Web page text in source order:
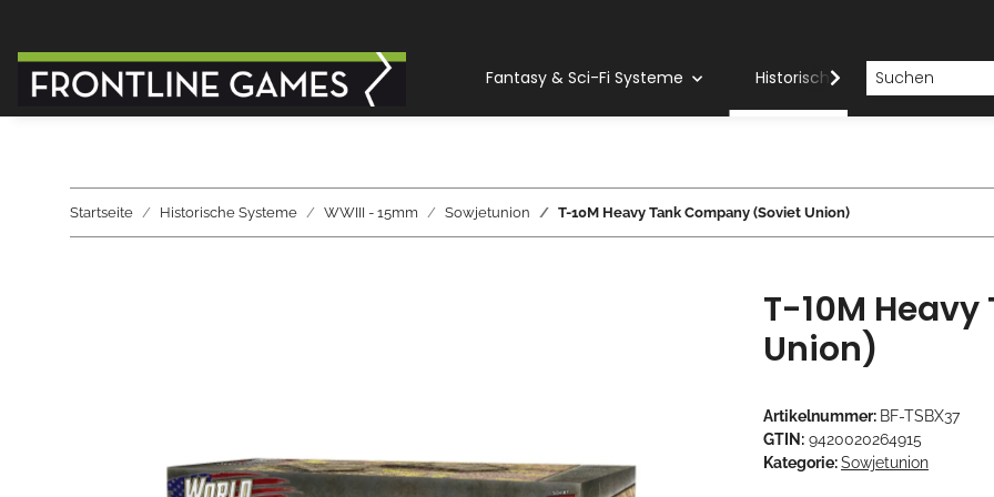
Fantasy & Sci-Fi Systeme Historische Systeme
Startseite Historische Systeme WWIII - 15mm Sowjetunion T-10M Heavy Tank Company (Soviet Union)
T-10M
Union)
Artikelnummer: BF-TSBX37
GTIN: 9420020264915
Kategorie:Sowjetunion